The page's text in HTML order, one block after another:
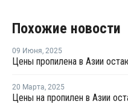
Похожие новости
09 Июня, 2025
Цены пропилена в Азии
20 Марта, 2025
Цены на пропилен в Азии